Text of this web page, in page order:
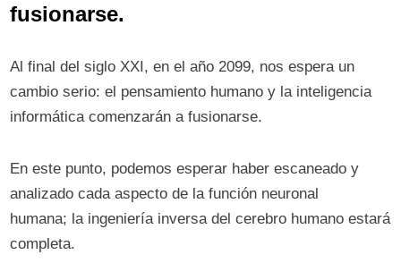
fusionarse.
Al final del siglo XXI, en el año 2099, nos espera un
cambio serio: el pensamiento humano y la inteligencia
informática comenzarán a fusionarse.
En este punto, podemos esperar haber escaneado y
analizado cada aspecto de la función neuronal
humana; la ingeniería inversa del cerebro humano estará
completa.